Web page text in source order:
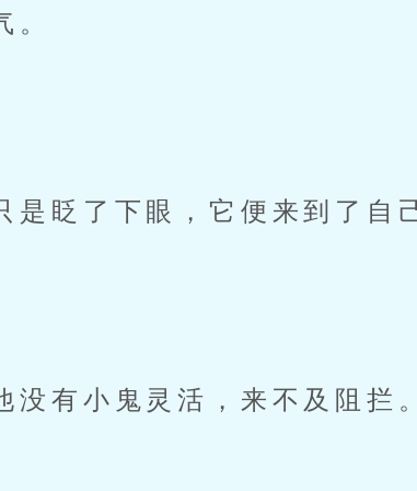
眨了下眼，它便来到了自
有小鬼灵活，来不及阻拦。